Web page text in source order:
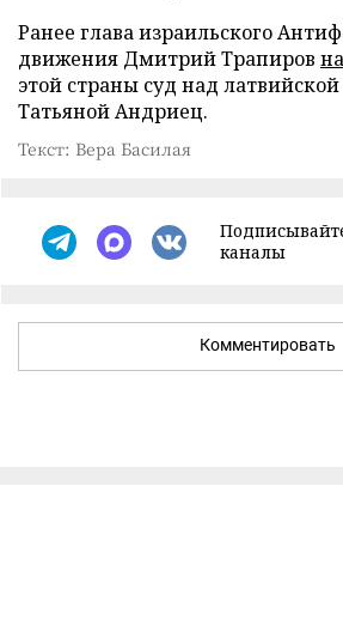
Ранее глава израильского
движения Дмитрий Трапиров
этой страны суд над
Татьяной Андриец.
Текст: Вера Басилая
каналы
Комментировать